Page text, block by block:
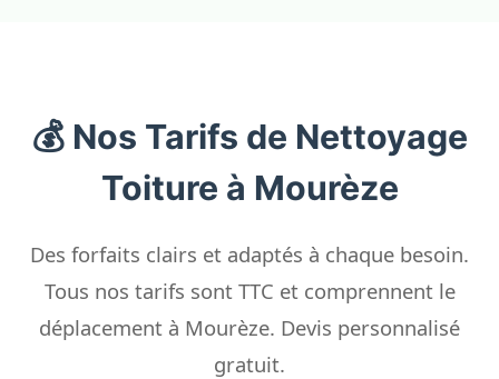
💰 Nos Tarifs de Nettoyage
Toiture à Mourèze
Des forfaits clairs et adaptés à chaque besoin.
Tous nos tarifs sont TTC et comprennent le
déplacement à Mourèze. Devis personnalisé
gratuit.